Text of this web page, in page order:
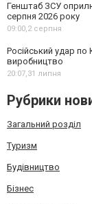
Генштаб ЗСУ
серпня 2026 року
09:00,2 серпня
Російський удар
виробництво
20:07,31 липня
Рубрики
Загальний розділ
Туризм
Будівництво
Бізнес